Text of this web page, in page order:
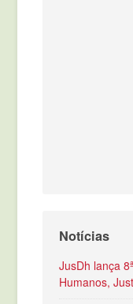
Notícias
JusDh lança
Humanos,